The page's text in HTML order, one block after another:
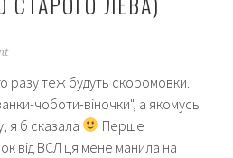
разу теж будуть скоромовки.
чоботи-віночки", а якомусь
я б сказала
Перше
від ВСЛ ця мене манила на